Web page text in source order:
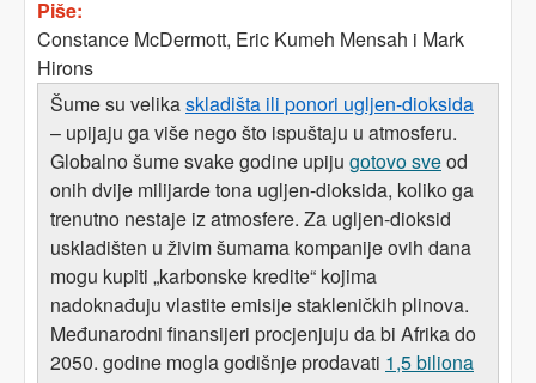
Piše:
Constance McDermott, Eric Kumeh Mensah i Mark
Hirons
Šume su velikaskladišta ili ponori ugljen-dioksida
– upijaju ga više nego što ispuštaju u atmosferu.
Globalno šume svake godine upiju gotovo sveod
onih dvije milijarde tona ugljen-dioksida, koliko ga
trenutno nestaje iz atmosfere. Za ugljen-dioksid
uskladišten u živim šumama kompanije ovih dana
mogu kupiti „karbonske kredite“ kojima
nadoknađuju vlastite emisije stakleničkih plinova.
Međunarodni finansijeri procjenjuju da bi Afrika do
2050. godine mogla godišnje prodavati 1,5 biliona